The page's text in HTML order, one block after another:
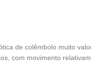
de colêmbolo muito
com movimento